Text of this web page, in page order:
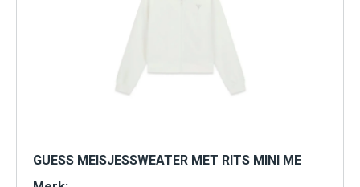
GUESS MEISJESSWEATER MET RITS MINI ME